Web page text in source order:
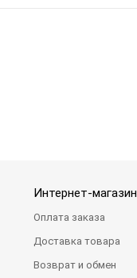
Интернет-магазин
Оплата заказа
Доставка товара
Возврат и обмен